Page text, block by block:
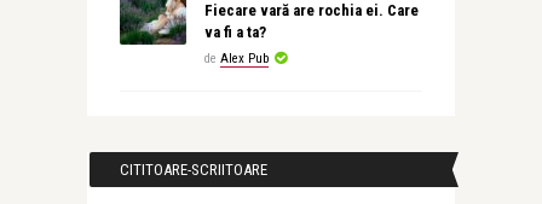
Fiecare vară are rochia ei. Care
va fi a ta?
de Alex Pub
CITITOARE-SCRIITOARE